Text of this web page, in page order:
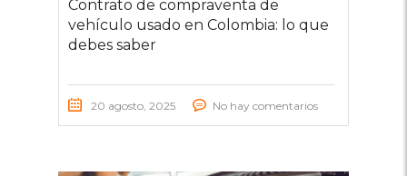
Contrato de compraventa de
vehículo usado en Colombia: lo que
debes saber
20 agosto, 2025 No hay comentarios